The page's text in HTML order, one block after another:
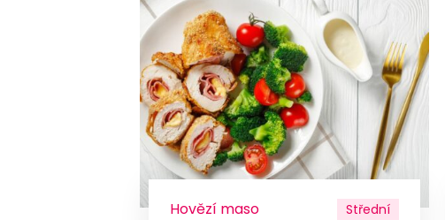
Hovězí maso Střední